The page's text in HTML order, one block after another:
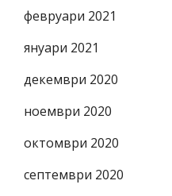
февруари 2021
януари 2021
декември 2020
ноември 2020
октомври 2020
септември 2020